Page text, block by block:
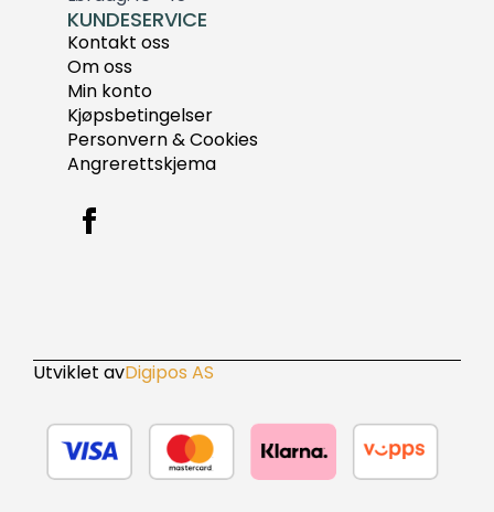
KUNDESERVICE
Kontakt oss
Om oss
Min konto
Kjøpsbetingelser
Personvern & Cookies
Angrerettskjema
Utviklet avDigipos AS